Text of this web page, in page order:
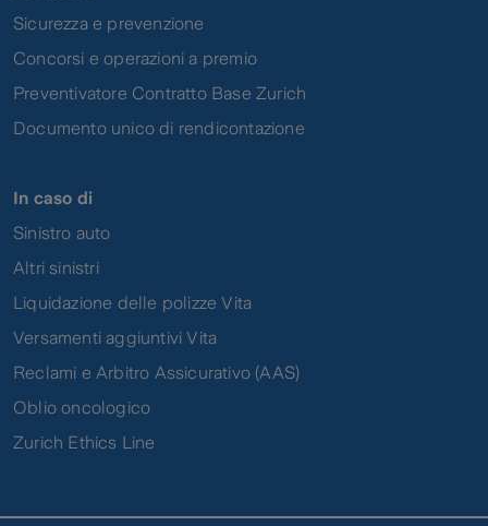
Sicurezza e prevenzione
Concorsi e operazioni a premio
Preventivatore Contratto Base Zurich
Documento unico di rendicontazione
In caso di
Sinistro auto
Altri sinistri
Liquidazione delle polizze Vita
Versamenti aggiuntivi Vita
Reclami e Arbitro Assicurativo (AAS)
Oblio oncologico
Zurich Ethics Line